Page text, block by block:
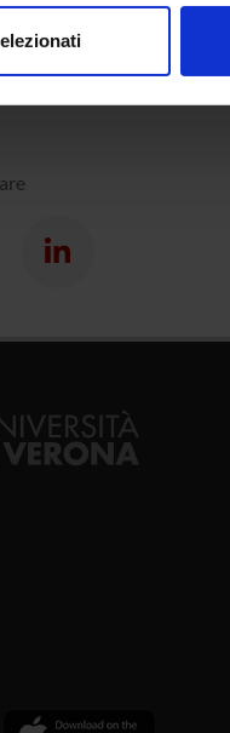
Dichiarazione sui cookie.